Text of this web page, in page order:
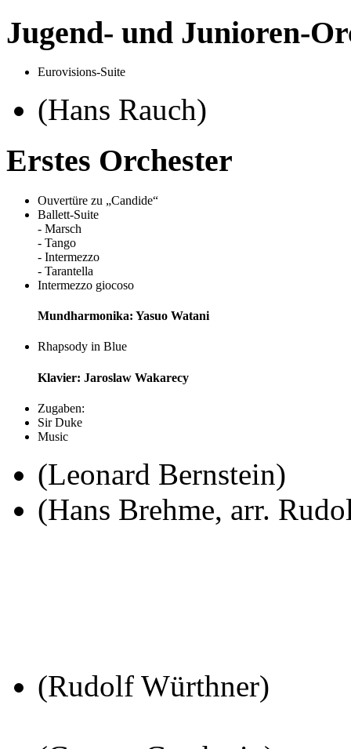
Jugend- und Junioren-
Eurovisions-Suite
(Hans Rauch)
Erstes Orchester
Ouvertüre zu
Candide
Ballett-Suite
- Marsch
- Tango
- Intermezzo
- Tarantella
Intermezzo giocoso
Mundharmonika: Yasuo Watani
Rhapsody in Blue
Klavier: Jaroslaw Wakarecy
Zugaben:
Sir Duke
Music
(Leonard Bernstein)
(Hans Brehme, arr.
(Rudolf Würthner)